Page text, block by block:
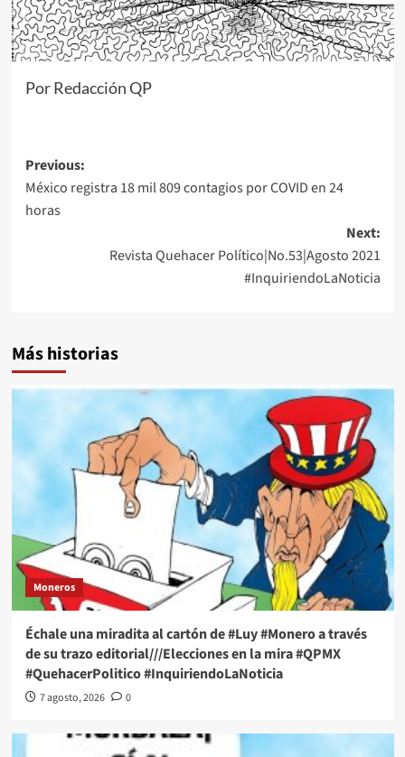
Por Redacción QP
Post
navigation
Previous:
México registra 18 mil 809 contagios por COVID en 24
horas
Next:
Revista Quehacer Político|No.53|Agosto 2021
#InquiriendoLaNoticia
Más historias
Moneros
Échale una miradita al cartón de #Luy #Monero a través
de su trazo editorial///Elecciones en la mira #QPMX
#QuehacerPolitico #InquiriendoLaNoticia
7 agosto, 2026 0